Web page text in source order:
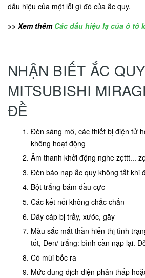
dấu hiệu của một lỗi gì đó của ắc quy.
>> Xem thêm Các dấu hiệu lạ của ô tô
NHẬN BIẾT ẮC
MITSUBISHI
ĐỀ
Đèn sáng mờ, các thiết bị điện tử
không hoạt động
Âm thanh khởi động nghe zẹttt...
Đèn báo nạp ắc quy không tắt khi
Bột trắng bám đầu cực
Các kết nối không chắc chắn
Dây cáp bị trầy, xước, gãy
Màu sắc mắt thần hiển thị tình
tốt, Đen/ trắng: bình cần nạp lại.
Có mùi bốc ra
Mức dung dịch điện phân thấp